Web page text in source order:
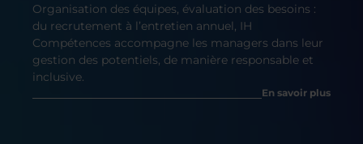
Organisation des équipes, évaluation des besoins :
du recrutement à l’entretien annuel, IH
Compétences accompagne les managers dans leur
gestion des potentiels, de manière responsable et
inclusive.
En savoir plus